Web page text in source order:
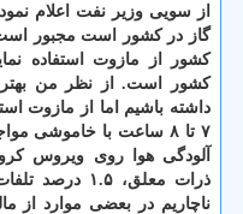
از سویی وزیر نفت اعلام
کشور است. از نظر من
داشته باشیم اما از مازوت
۷ تا ۸ ساعت با خاموشی مواجه بودیم.
آلودگی هوا روی ویروس
ذرات معلق، ۱.۵ درصد تلفات بیماران کرونائی را بیشتر می کند.
ناچاریم در بعضی موارد از